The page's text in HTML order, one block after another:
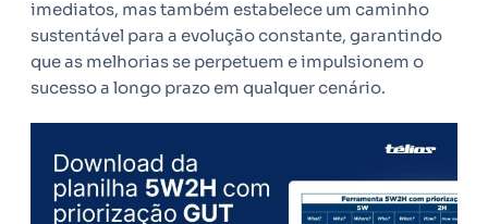
imediatos, mas também estabelece um caminho
sustentável para a evolução constante, garantindo
que as melhorias se perpetuem e impulsionem o
sucesso a longo prazo em qualquer cenário.